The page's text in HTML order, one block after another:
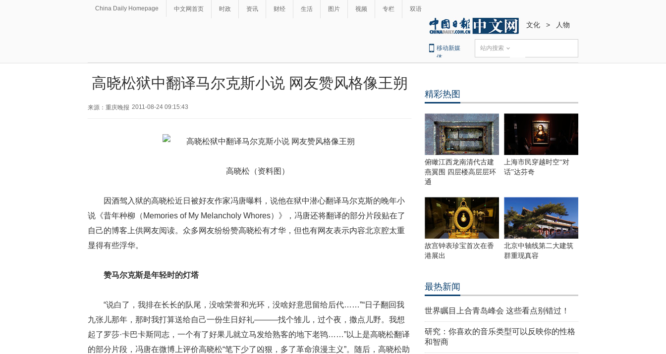
China Daily Homepage 中文网首页 时政 资讯 财经 生活 图片 视频 专栏 双语
文化 > 人物
移动新媒
体
站内搜索
高晓松狱中翻译马尔克斯小说 网友赞风格像王朔
来源：重庆晚报 2011-08-24 09:15:43
高晓松（资料图）
因酒驾入狱的高晓松近日被好友作家冯唐曝料，说他在狱中潜心翻译马尔克斯的晚年小
说《昔年种柳（Memories of My Melancholy Whores）》，冯唐还将翻译的部分片段贴在了
自己的博客上供网友阅读。众多网友纷纷赞高晓松有才华，但也有网友表示内容北京腔太重
显得有些浮华。
赞马尔克斯是年轻时的灯塔
“说白了，我排在长长的队尾，没啥荣誉和光环，没啥好意思留给后代……”“日子翻回我
九张儿那年，那时我打算送给自己一份生日好礼———找个雏儿，过个夜，撒点儿野。我想
起了罗莎·卡巴卡斯同志，一个有了好果儿就立马发给熟客的地下老鸨……”以上是高晓松翻译
的部分片段，冯唐在微博上评价高晓松“笔下少了凶狠，多了革命浪漫主义”。随后，高晓松助
精彩热图
俯瞰江西龙南清代古建
燕翼围 四层楼高层层环
通
上海市民穿越时空“对
话”达芬奇
故宫钟表珍宝首次在香
港展出
北京中轴线第二大建筑
群重现真容
最热新闻
世界瞩目上合青岛峰会 这些看点别错过！
研究：你喜欢的音乐类型可以反映你的性格
和智商